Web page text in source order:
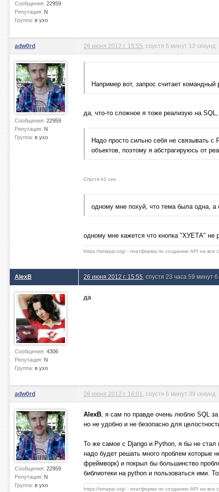
Сообщения: 22959
Репутация: N
Группа: в ухо
adw0rd
Сообщения: 22959
Репутация: N
Группа: в ухо
26 июня 2012 г. 15:55 , спустя 5 минут 12 секунд
Например вот, запрос считает командный
да, что-то сложное я тоже реализую на
Надо просто сильно себя не связывать
объектов, поэтому я абстрагируюсь от
Спустя 41 сек.
одному мне похуй, что тема была одна, а
одному мне кажется что кнопка "ХУЕТА" не
https://smappi.org/ - платформа по созданию API на все
AlexB
Сообщения: 4306
Репутация: N
Группа: в ухо
26 июня 2012 г. 15:55 , спустя 23 часа 59 минут
да
adw0rd
Сообщения: 22959
Репутация: N
Группа: в ухо
26 июня 2012 г. 16:01 , спустя 6 минут 39 секунд
AlexB, я сам по правде очень люблю SQL
но не удобно и не безопасно для
То же самое с Django и Python, я бы не стал
надо будет решать много проблем которые
фреймворк) и покрыл бы большинство
библиотеки на python и пользоваться ими.
https://smappi.org/ - платформа по созданию API на все